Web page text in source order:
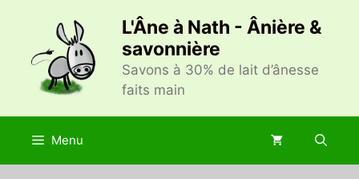
contenu
L'Âne à Nath - Ânière &
savonnière
Savons à 30% de lait d’ânesse
faits main
Menu